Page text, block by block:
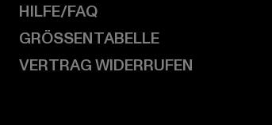
HILFE/FAQ
GRÖSSENTABELLE
VERTRAG WIDERRUFEN